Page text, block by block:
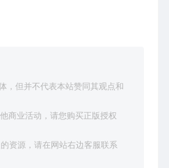
，但并不代表本站赞同其观点和
商业活动，请您购买正版授权
资源，请在网站右边客服联系